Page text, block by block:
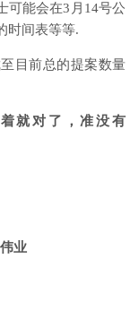
可能会在3月14号公
时间表等等.
目前总的提案数量
就对了，准没有
业